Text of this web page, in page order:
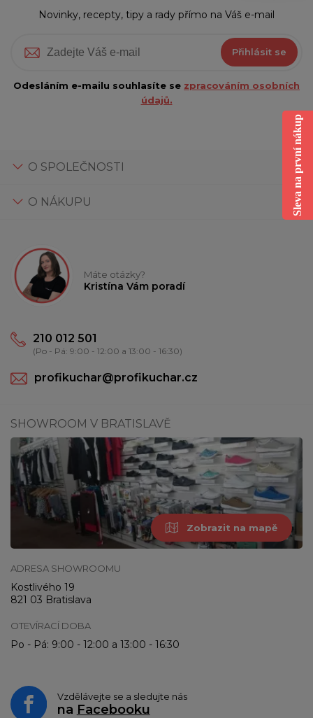
Novinky, recepty, tipy a rady přímo na Váš e-mail
Přihlásit se
Odesláním e-mailu souhlasíte se zpracováním osobních
údajů.
O SPOLEČNOSTI
O NÁKUPU
Máte otázky?
Kristína Vám poradí
210 012 501
(Po - Pá: 9:00 - 12:00 a 13:00 - 16:30)
profikuchar@profikuchar.cz
SHOWROOM V BRATISLAVĚ
Zobrazit na mapě
ADRESA SHOWROOMU
Kostlivého 19
821 03 Bratislava
OTEVÍRACÍ DOBA
Po - Pá: 9:00 - 12:00 a 13:00 - 16:30
Vzdělávejte se a sledujte nás
na Facebooku
Sleva na první nákup